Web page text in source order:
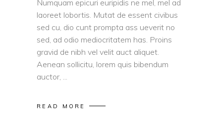
Numquam epicuri euripidis ne mel, mel ad
laoreet lobortis. Mutat de essent civibus
sed cu, dio cunt prompta ass ueverit no
sed, ad odio mediocritatem has. Proins
gravid de nibh vel velit auct aliquet.
Aenean sollicitu, lorem quis bibendum
auctor,
READ MORE